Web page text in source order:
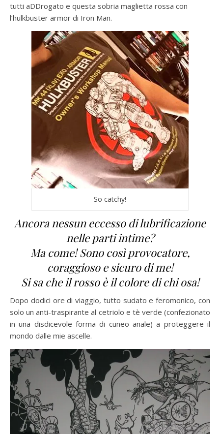
tutti aDDrogato e questa sobria maglietta rossa con
l’hulkbuster armor di Iron Man.
So catchy!
Ancora nessun eccesso di lubrificazione
nelle parti intime?
Ma come! Sono così provocatore,
coraggioso e sicuro di me!
Si sa che il rosso è il colore di chi osa!
Dopo dodici ore di viaggio, tutto sudato e feromonico, con
solo un anti-traspirante al cetriolo e tè verde (confezionato
in una disdicevole forma di cuneo anale) a proteggere il
mondo dalle mie ascelle.